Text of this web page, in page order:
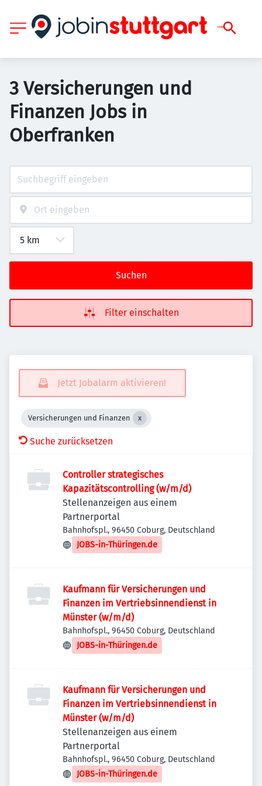
3 Versicherungen und
Finanzen Jobs in
Oberfranken
Suchen
Filter einschalten
Jetzt Jobalarm aktivieren!
Versicherungen und Finanzen
Suche zurücksetzen
Controller strategisches
Kapazitätscontrolling (w/m/d)
Stellenanzeigen aus einem
Partnerportal
Bahnhofspl., 96450 Coburg, Deutschland
JOBS-in-Thüringen.de
Kaufmann für Versicherungen und
Finanzen im Vertriebsinnendienst in
Münster (w/m/d)
Bahnhofspl., 96450 Coburg, Deutschland
JOBS-in-Thüringen.de
Kaufmann für Versicherungen und
Finanzen im Vertriebsinnendienst in
Münster (w/m/d)
Stellenanzeigen aus einem
Partnerportal
Bahnhofspl., 96450 Coburg, Deutschland
JOBS-in-Thüringen.de